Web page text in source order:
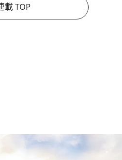
載 TOP